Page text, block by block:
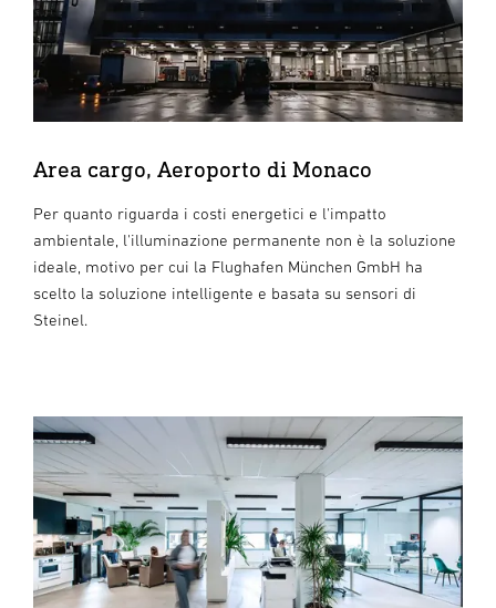
Area cargo, Aeroporto di Monaco
Per quanto riguarda i costi energetici e l'impatto
ambientale, l'illuminazione permanente non è la soluzione
ideale, motivo per cui la Flughafen München GmbH ha
scelto la soluzione intelligente e basata su sensori di
Steinel.